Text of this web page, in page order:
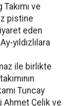
ve
pistine
eden
yıldızlılara
ile birlikte
Tuncay
Ahmet Çelik ve